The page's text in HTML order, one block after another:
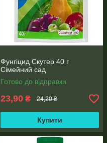
Фунгіцид Скутер 40 г
Сімейний сад
Готово до відправки
23,90 ₴ 24,20 ₴
Купити